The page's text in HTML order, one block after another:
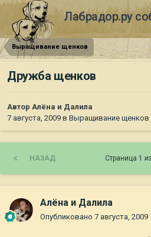
Лабрадор.ру
Выращивание щенков
Дружба щенков
Автор Алёна и Далила
7 августа, 2009 в Выращивание щенков
НАЗАД Страница 1
Алёна и Далила
Опубликовано 7 августа, 2009